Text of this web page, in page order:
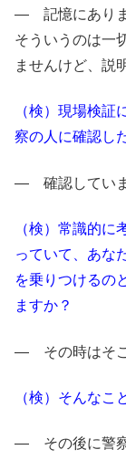
― 記憶にありま
そういうのは一
ませんけど、説
（検）現場検
察の人に確認し
― 確認していま
（検）常識的に
っていて、あな
を乗りつけるの
ますか？
― その時はそこ
（検）そんなこ
― その後に警察